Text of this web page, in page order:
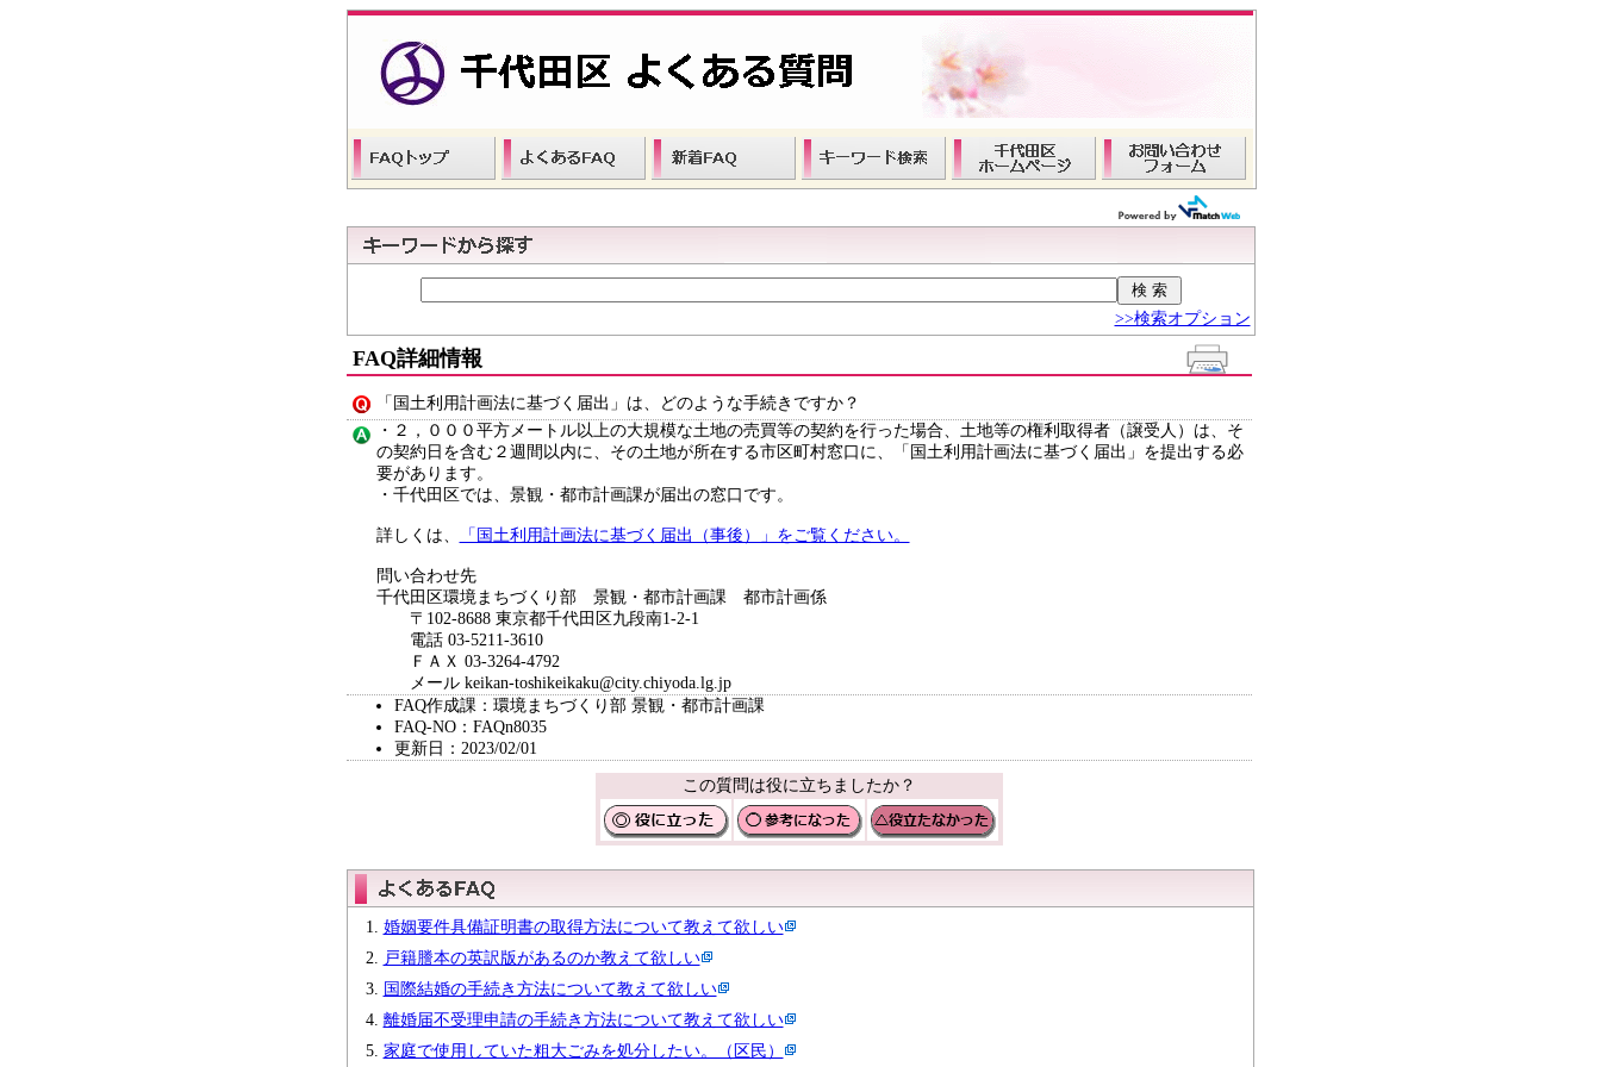
>>検索オプション
FAQ詳細情報
「国土利用計画法に基づく届出」は、どのような手続きですか？
・２，０００平方メートル以上の大規模な土地の売買等の契約を行った場合、土地等の権利取得者（譲受人）は、そ
の契約日を含む２週間以内に、その土地が所在する市区町村窓口に、「国土利用計画法に基づく届出」を提出する必
要があります。
・千代田区では、景観・都市計画課が届出の窓口です。
詳しくは、 「国土利用計画法に基づく届出（事後）」をご覧ください。
問い合わせ先
千代田区環境まちづくり部 景観・都市計画課 都市計画係
〒102-8688 東京都千代田区九段南1-2-1
電話 03-5211-3610
ＦＡＸ 03-3264-4792
メール keikan-toshikeikaku@city.chiyoda.lg.jp
FAQ作成課：環境まちづくり部 景観・都市計画課
FAQ-NO：FAQn8035
更新日：2023/02/01
この質問は役に立ちましたか？
婚姻要件具備証明書の取得方法について教えて欲しい
戸籍謄本の英訳版があるのか教えて欲しい
国際結婚の手続き方法について教えて欲しい
離婚届不受理申請の手続き方法について教えて欲しい
家庭で使用していた粗大ごみを処分したい。（区民）